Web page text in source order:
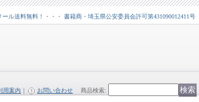
ル送料無料！・・・ 書籍商・埼玉県公安委員会許可第431090012411号
用案内 お問い合わせ 商品検索: